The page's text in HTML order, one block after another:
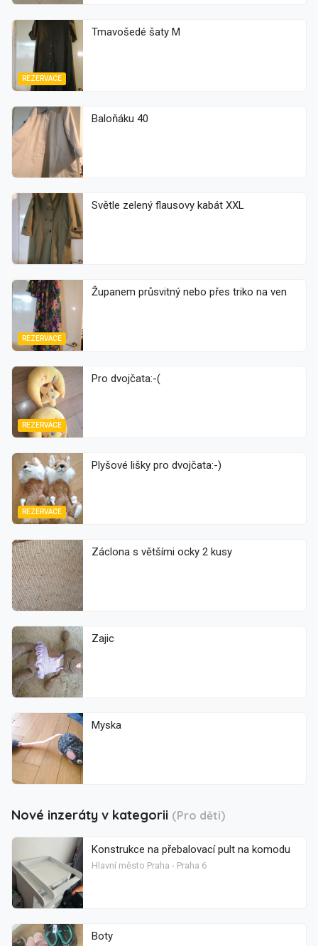
REZERVACE
Tmavošedé šaty M
Baloňáku 40
Světle zelený flausovy kabát XXL
REZERVACE
Županem průsvitný nebo přes triko na ven
REZERVACE
Pro dvojčata:-(
REZERVACE
Plyšové lišky pro dvojčata:-)
Záclona s většími ocky 2 kusy
Zajic
Myska
Nové inzeráty v kategorii (Pro děti)
Konstrukce na přebalovací pult na komodu
Hlavní město Praha - Praha 6
Boty